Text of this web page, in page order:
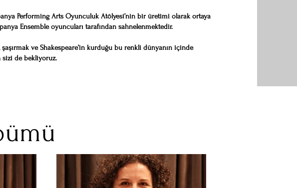
Performing Arts Oyunculuk Atölyesi’nin bir üretimi olarak ortaya
Ensemble oyuncuları tarafından sahnelenmektedir.
ve Shakespeare’in kurduğu bu renkli dünyanın içinde
de bekliyoruz.